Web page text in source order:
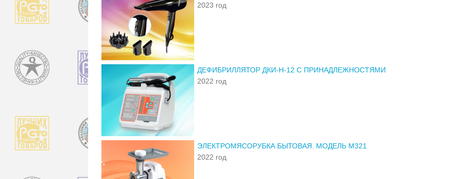
2023 год
ДЕФИБРИЛЛЯТОР ДКИ-Н-12 С ПРИНАДЛЕЖНОСТЯМИ
2022 год
ЭЛЕКТРОМЯСОРУБКА БЫТОВАЯ. МОДЕЛЬ М321
2022 год